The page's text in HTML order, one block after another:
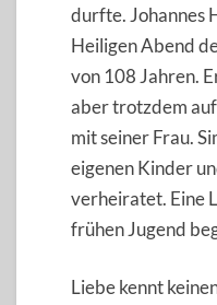
durfte. Johannes
Heiligen Abend
von 108 Jahren.
aber trotzdem
mit seiner Frau.
eigenen Kinder
verheiratet. Eine
frühen Jugend
Liebe kennt